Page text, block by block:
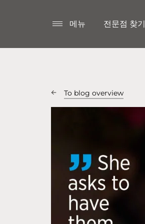
메뉴 전문점 찾기
To blog overview